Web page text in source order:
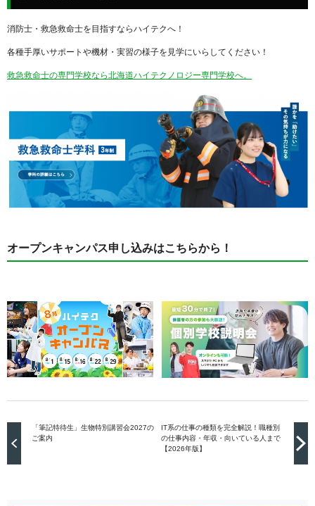
消防士・救急救命士を目指すならハイテクへ！
各種手厚いサポートや機材・実習の様子を見学にいらしてください！
救急救命士の専門学校なら北海道ハイテクノロジー専門学校へ。
オープンキャンパス申し込みはこちらから！
「筆記特待生」生物特別講習会2027の
ご案内
IT系の仕事の種類を完全解説！職種別
の仕事内容・年収・向いている人まで
【2026年版】